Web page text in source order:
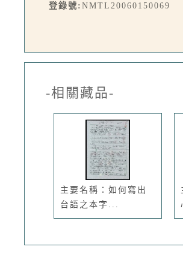
登錄號: NMTL20060150069
-相關藏品-
主要名稱：如何寫出
台語之本字...